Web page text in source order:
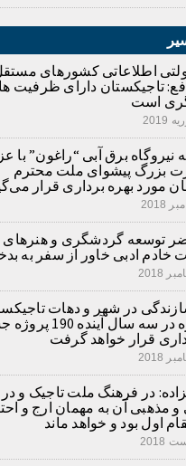
اطلاعاتی کشورهای
تاجیکستان دارای ظرفیت
است
برق آبی “راغون” با
بزرگ پیشوای ملت محترم
مورد بهره برداری قرار
توسعه گردشگری و هنرهای
خادم ادبی خاور از سفر به
در شهر و دهات
در ناحیه دنغره در سه سال
قرار خواهد گرفت
در فرهنگ ملت تاجیک و در
مذهبی آن به مهمان ارج و
اول بود و خواهد ماند